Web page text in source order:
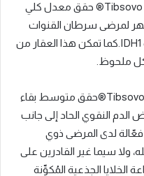
وقد أثبتت الدراسات السريرية أن عقار Tibsovo® حقق معدل كلي
على قيد الحياة يصل إلى 10.3 أشهر لمرضى سرطان القنوات
الصفراوية داخل الكبد التي تحوي طفرة IDH1.كما تمكن هذا العقار من
ملحوظ.
كما أظهرت الدراسات الطبية ان عقار Tibsovo®حقق متوسط بقاء
ابيضاض الدم النقوي الحاد إلى جانب
فعّالة لدى المرضى ذوي
ولا سيما غير القادرين على
الخلايا الجذعية المُكوِّنة